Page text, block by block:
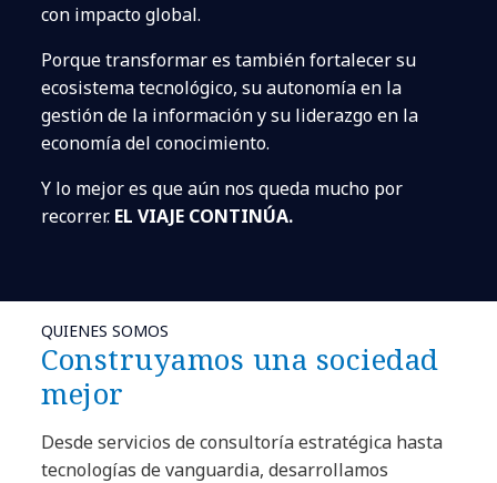
con impacto global.
Porque transformar es también fortalecer su
ecosistema tecnológico, su autonomía en la
gestión de la información y su liderazgo en la
economía del conocimiento.
Y lo mejor es que aún nos queda mucho por
recorrer. EL VIAJE CONTINÚA.
QUIENES SOMOS
Construyamos una sociedad
mejor
Desde servicios de consultoría estratégica hasta
tecnologías de vanguardia, desarrollamos